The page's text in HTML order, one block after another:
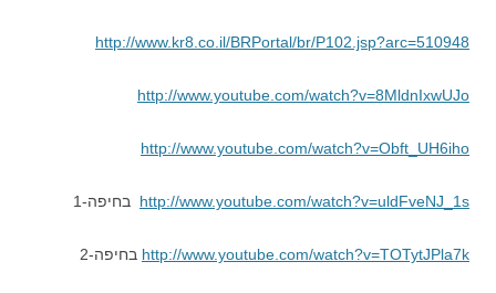
http://www.kr8.co.il/BRPortal/br/P102.jsp?arc=510948
http://www.youtube.com/watch?v=8MldnIxwUJo
http://www.youtube.com/watch?v=Obft_UH6iho
http://www.youtube.com/watch?v=uldFveNJ_1s בחיפה-1
http://www.youtube.com/watch?v=TOTytJPla7k בחיפה-2